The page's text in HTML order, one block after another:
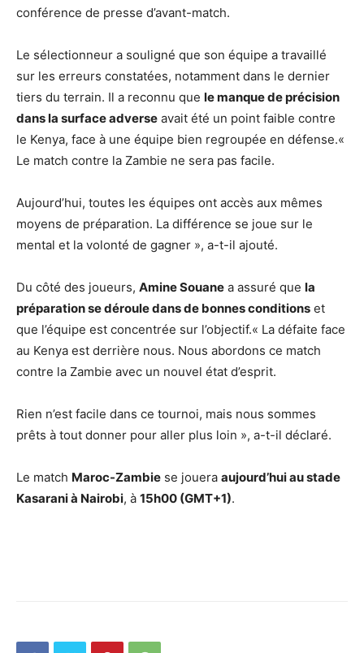
conférence de presse d’avant-match.
Le sélectionneur a souligné que son équipe a travaillé
sur les erreurs constatées, notamment dans le dernier
tiers du terrain. Il a reconnu que le manque de précision
dans la surface adverse avait été un point faible contre
le Kenya, face à une équipe bien regroupée en défense.«
Le match contre la Zambie ne sera pas facile.
Aujourd’hui, toutes les équipes ont accès aux mêmes
moyens de préparation. La différence se joue sur le
mental et la volonté de gagner », a-t-il ajouté.
Du côté des joueurs, Amine Souane a assuré que la
préparation se déroule dans de bonnes conditions et
que l’équipe est concentrée sur l’objectif.« La défaite face
au Kenya est derrière nous. Nous abordons ce match
contre la Zambie avec un nouvel état d’esprit.
Rien n’est facile dans ce tournoi, mais nous sommes
prêts à tout donner pour aller plus loin », a-t-il déclaré.
Le match Maroc-Zambie se jouera aujourd’hui au stade
Kasarani à Nairobi, à 15h00 (GMT+1).